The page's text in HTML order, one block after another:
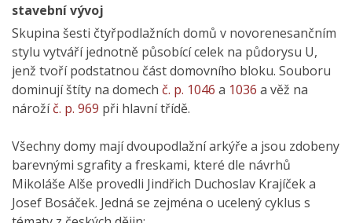
stavební vývoj
Skupina šesti čtyřpodlažních domů v novorenesančním
stylu vytváří jednotně působící celek na půdorysu U,
jenž tvoří podstatnou část domovního bloku. Souboru
dominují štíty na domech č. p. 1046 a 1036 a věž na
nárožíč. p. 969 při hlavní třídě.
Všechny domy mají dvoupodlažní arkýře a jsou zdobeny
barevnými sgrafity a freskami, které dle návrhů
Mikoláše Alše provedli Jindřich Duchoslav Krajíček a
Josef Bosáček. Jedná se zejména o ucelený cyklus s